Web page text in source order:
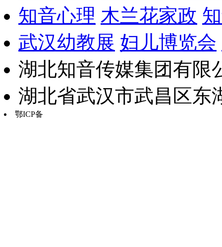
知音心理 木兰花家政
武汉幼教展 妇儿博览会
湖北知音传媒集团有限
湖北省武汉市武昌区东
鄂ICP备